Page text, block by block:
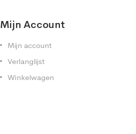
Mijn Account
Mijn account
Verlanglijst
Winkelwagen